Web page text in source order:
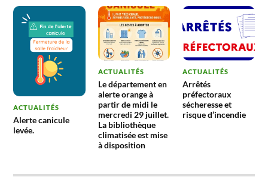
ACTUALITÉS
Alerte canicule
levée.
ACTUALITÉS
Le département en
alerte orange à
partir de midi le
mercredi 29 juillet.
La bibliothèque
climatisée est mise
à disposition
ACTUALITÉS
Arrêtés
préfectoraux
sécheresse et
risque d’incendie